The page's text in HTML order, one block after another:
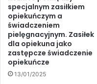
specjalnym zasiłkiem
opiekuńczym a
świadczeniem
pielęgnacyjnym. Zasiłek
dla opiekuna jako
zastępcze świadczenie
opiekuńcze
13/01/2025